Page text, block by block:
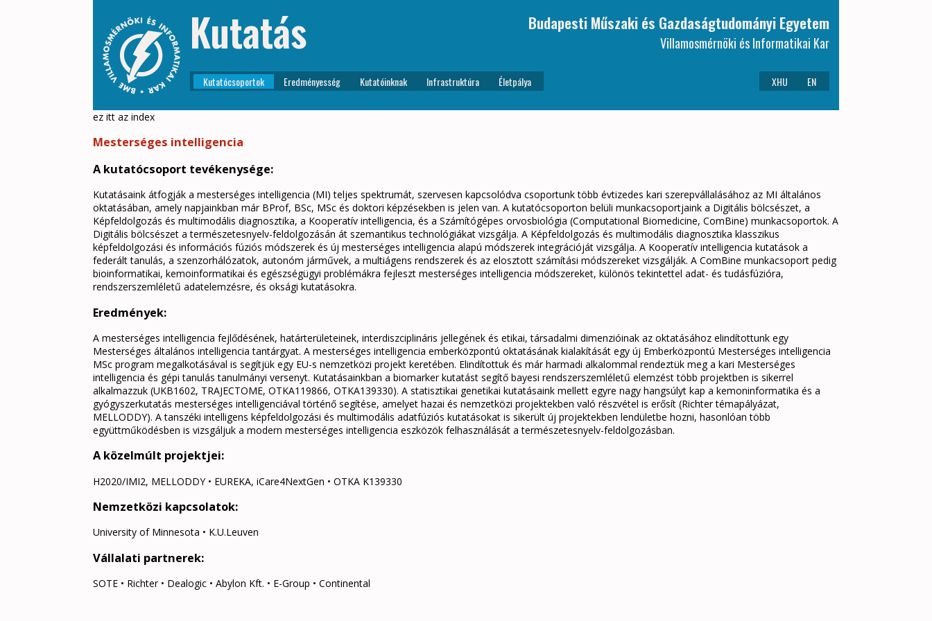
Kutatás Budapesti Műszaki és Gazdaságtudományi Egyetem
Villamosmérnöki és Informatikai Kar
Kutatócsoportok Eredményesség Kutatóinknak Infrastruktúra Életpálya XHU EN
ez itt az index
Mesterséges intelligencia
A kutatócsoport tevékenysége:
Kutatásaink átfogják a mesterséges intelligencia (MI) teljes spektrumát, szervesen kapcsolódva csoportunk több évtizedes kari szerepvállalásához az MI általános
oktatásában, amely napjainkban már BProf, BSc, MSc és doktori képzésekben is jelen van. A kutatócsoporton belüli munkacsoportjaink a Digitális bölcsészet, a
Képfeldolgozás és multimodális diagnosztika, a Kooperatív intelligencia, és a Számítógépes orvosbiológia (Computational Biomedicine, ComBine) munkacsoportok. A
Digitális bölcsészet a természetesnyelv-feldolgozásán át szemantikus technológiákat vizsgálja. A Képfeldolgozás és multimodális diagnosztika klasszikus
képfeldolgozási és információs fúziós módszerek és új mesterséges intelligencia alapú módszerek integrációját vizsgálja. A Kooperatív intelligencia kutatások a
federált tanulás, a szenzorhálózatok, autonóm járművek, a multiágens rendszerek és az elosztott számítási módszereket vizsgálják. A ComBine munkacsoport pedig
bioinformatikai, kemoinformatikai és egészségügyi problémákra fejleszt mesterséges intelligencia módszereket, különös tekintettel adat- és tudásfúzióra,
rendszerszemléletű adatelemzésre, és oksági kutatásokra.
Eredmények:
A mesterséges intelligencia fejlődésének, határterületeinek, interdiszciplináris jellegének és etikai, társadalmi dimenzióinak az oktatásához elindítottunk egy
Mesterséges általános intelligencia tantárgyat. A mesterséges intelligencia emberközpontú oktatásának kialakítását egy új Emberközpontú Mesterséges intelligencia
MSc program megalkotásával is segítjük egy EU-s nemzetközi projekt keretében. Elindítottuk és már harmadi alkalommal rendeztük meg a kari Mesterséges
intelligencia és gépi tanulás tanulmányi versenyt. Kutatásainkban a biomarker kutatást segítő bayesi rendszerszemléletű elemzést több projektben is sikerrel
alkalmazzuk (UKB1602, TRAJECTOME, OTKA119866, OTKA139330). A statisztikai genetikai kutatásaink mellett egyre nagy hangsúlyt kap a kemoninformatika és a
gyógyszerkutatás mesterséges intelligenciával történő segítése, amelyet hazai és nemzetközi projektekben való részvétel is erősít (Richter témapályázat,
MELLODDY). A tanszéki intelligens képfeldolgozási és multimodális adatfúziós kutatásokat is sikerült új projektekben lendületbe hozni, hasonlóan több
együttműködésben is vizsgáljuk a modern mesterséges intelligencia eszközök felhasználását a természetesnyelv-feldolgozásban.
A közelmúlt projektjei:
H2020/IMI2, MELLODDY • EUREKA, iCare4NextGen • OTKA K139330
Nemzetközi kapcsolatok:
University of Minnesota • K.U.Leuven
Vállalati partnerek:
SOTE • Richter • Dealogic • Abylon Kft. • E-Group • Continental